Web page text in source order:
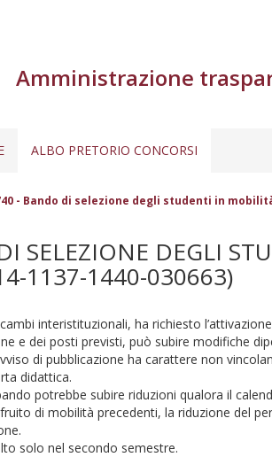
Amministrazione
ALBO PRETORIO CONCORSI
- Bando di selezione degli studenti in
SELEZIONE DEGLI
1137-1440-030663)
interistituzionali, ha richiesto
e dei posti previsti, può subire modifiche
di pubblicazione ha carattere non
didattica.
potrebbe subire riduzioni qualora il
di mobilità precedenti, la riduzione del
solo nel secondo semestre.